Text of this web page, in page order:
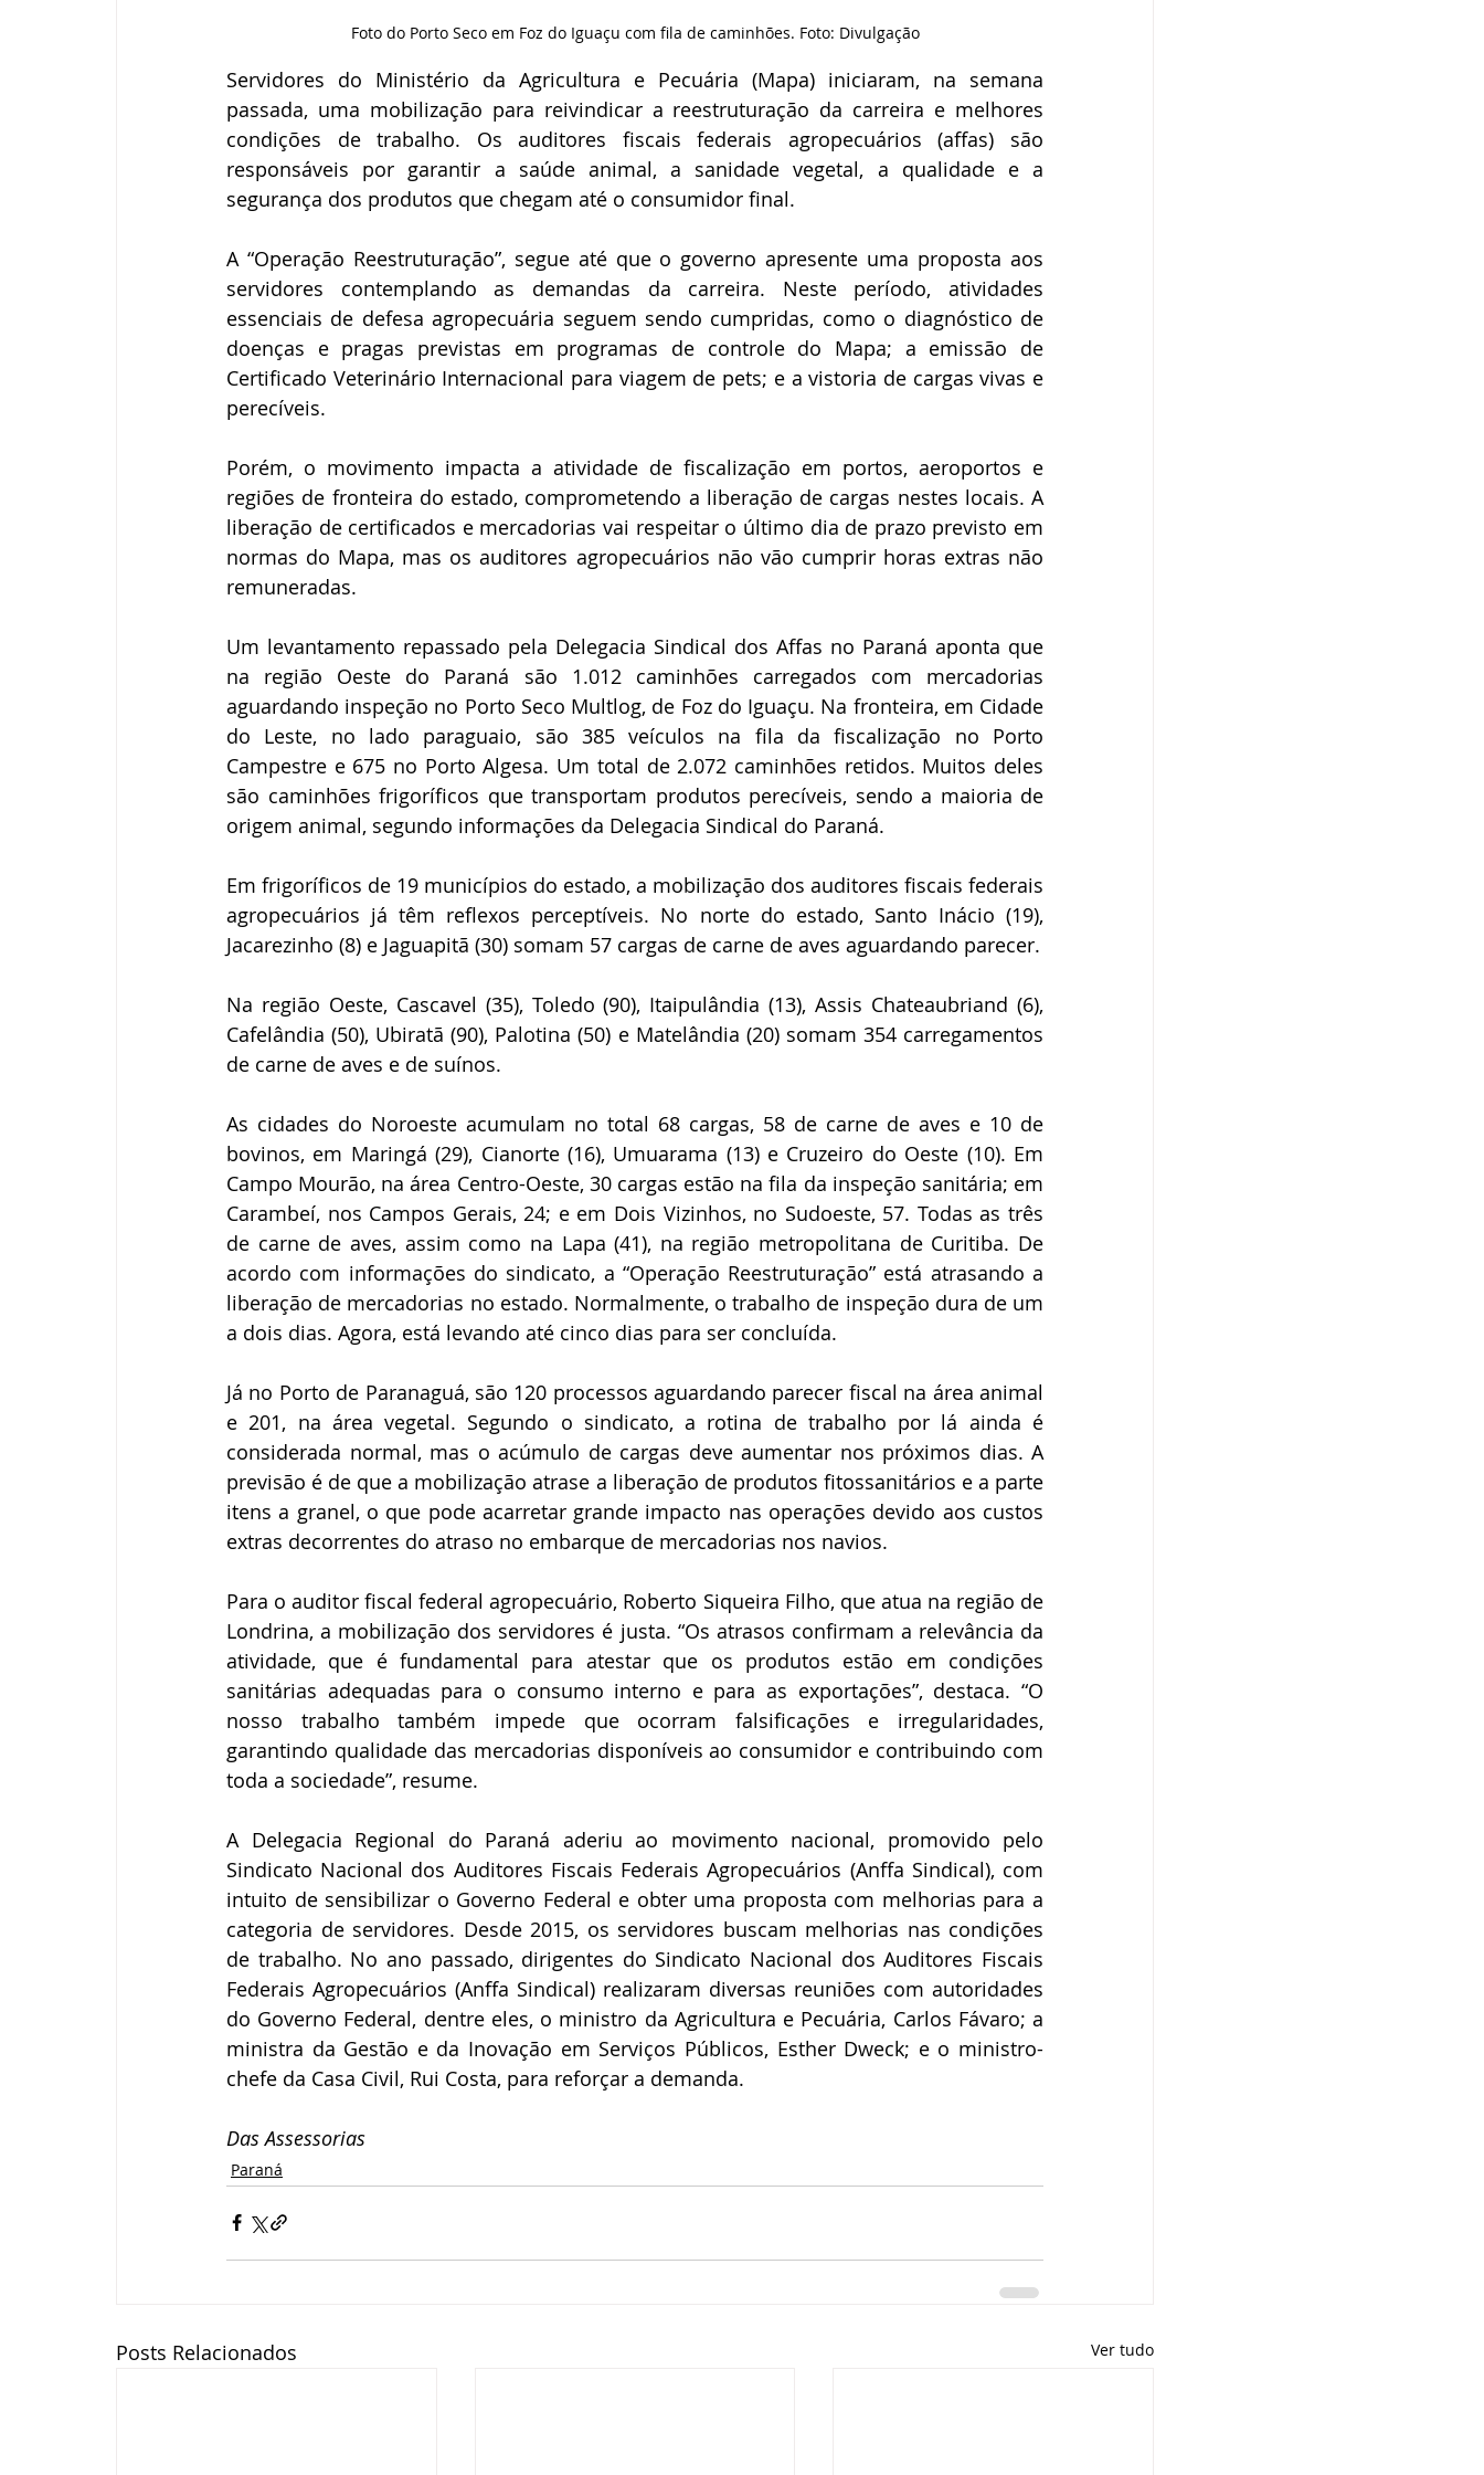
Foto do Porto Seco em Foz do Iguaçu com fila de caminhões. Foto: Divulgação
Servidores do Ministério da Agricultura e Pecuária (Mapa) iniciaram, na semana
passada, uma mobilização para reivindicar a reestruturação da carreira e melhores
condições de trabalho. Os auditores fiscais federais agropecuários (affas) são
responsáveis por garantir a saúde animal, a sanidade vegetal, a qualidade e a
segurança dos produtos que chegam até o consumidor final.
A “Operação Reestruturação”, segue até que o governo apresente uma proposta aos
servidores contemplando as demandas da carreira. Neste período, atividades
essenciais de defesa agropecuária seguem sendo cumpridas, como o diagnóstico de
doenças e pragas previstas em programas de controle do Mapa; a emissão de
Certificado Veterinário Internacional para viagem de pets; e a vistoria de cargas vivas e
perecíveis.
Porém, o movimento impacta a atividade de fiscalização em portos, aeroportos e
regiões de fronteira do estado, comprometendo a liberação de cargas nestes locais. A
liberação de certificados e mercadorias vai respeitar o último dia de prazo previsto em
normas do Mapa, mas os auditores agropecuários não vão cumprir horas extras não
remuneradas.
Um levantamento repassado pela Delegacia Sindical dos Affas no Paraná aponta que
na região Oeste do Paraná são 1.012 caminhões carregados com mercadorias
aguardando inspeção no Porto Seco Multlog, de Foz do Iguaçu. Na fronteira, em Cidade
do Leste, no lado paraguaio, são 385 veículos na fila da fiscalização no Porto
Campestre e 675 no Porto Algesa. Um total de 2.072 caminhões retidos. Muitos deles
são caminhões frigoríficos que transportam produtos perecíveis, sendo a maioria de
origem animal, segundo informações da Delegacia Sindical do Paraná.
Em frigoríficos de 19 municípios do estado, a mobilização dos auditores fiscais federais
agropecuários já têm reflexos perceptíveis. No norte do estado, Santo Inácio (19),
Na região Oeste, Cascavel (35), Toledo (90), Itaipulândia (13), Assis Chateaubriand (6),
Cafelândia (50), Ubiratã (90), Palotina (50) e Matelândia (20) somam 354 carregamentos
de carne de aves e de suínos.
As cidades do Noroeste acumulam no total 68 cargas, 58 de carne de aves e 10 de
bovinos, em Maringá (29), Cianorte (16), Umuarama (13) e Cruzeiro do Oeste (10). Em
Campo Mourão, na área Centro-Oeste, 30 cargas estão na fila da inspeção sanitária; em
Carambeí, nos Campos Gerais, 24; e em Dois Vizinhos, no Sudoeste, 57. Todas as três
de carne de aves, assim como na Lapa (41), na região metropolitana de Curitiba. De
acordo com informações do sindicato, a “Operação Reestruturação” está atrasando a
liberação de mercadorias no estado. Normalmente, o trabalho de inspeção dura de um
a dois dias. Agora, está levando até cinco dias para ser concluída.
Já no Porto de Paranaguá, são 120 processos aguardando parecer fiscal na área animal
e 201, na área vegetal. Segundo o sindicato, a rotina de trabalho por lá ainda é
considerada normal, mas o acúmulo de cargas deve aumentar nos próximos dias. A
previsão é de que a mobilização atrase a liberação de produtos fitossanitários e a parte
itens a granel, o que pode acarretar grande impacto nas operações devido aos custos
extras decorrentes do atraso no embarque de mercadorias nos navios.
Para o auditor fiscal federal agropecuário, Roberto Siqueira Filho, que atua na região de
Londrina, a mobilização dos servidores é justa. “Os atrasos confirmam a relevância da
atividade, que é fundamental para atestar que os produtos estão em condições
sanitárias adequadas para o consumo interno e para as exportações”, destaca. “O
nosso trabalho também impede que ocorram falsificações e irregularidades,
garantindo qualidade das mercadorias disponíveis ao consumidor e contribuindo com
toda a sociedade”, resume.
A Delegacia Regional do Paraná aderiu ao movimento nacional, promovido pelo
Sindicato Nacional dos Auditores Fiscais Federais Agropecuários (Anffa Sindical), com
intuito de sensibilizar o Governo Federal e obter uma proposta com melhorias para a
categoria de servidores. Desde 2015, os servidores buscam melhorias nas condições
de trabalho. No ano passado, dirigentes do Sindicato Nacional dos Auditores Fiscais
Federais Agropecuários (Anffa Sindical) realizaram diversas reuniões com autoridades
do Governo Federal, dentre eles, o ministro da Agricultura e Pecuária, Carlos Fávaro; a
ministra da Gestão e da Inovação em Serviços Públicos, Esther Dweck; e o ministro-
chefe da Casa Civil, Rui Costa, para reforçar a demanda.
Das Assessorias
Paraná
Posts Relacionados Ver tudo